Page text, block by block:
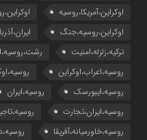
اوکراین،آمریکا،روسیه
اوکراین،روسیه،جنگ
ترکیه،زلزله،امنیت
روسیه،اعراب،اوکراین
روسیه،ایبورسک
روسیه،ایران
روسیه،ایران،تجارت
روسیه،خاورمیانه،آفریقا